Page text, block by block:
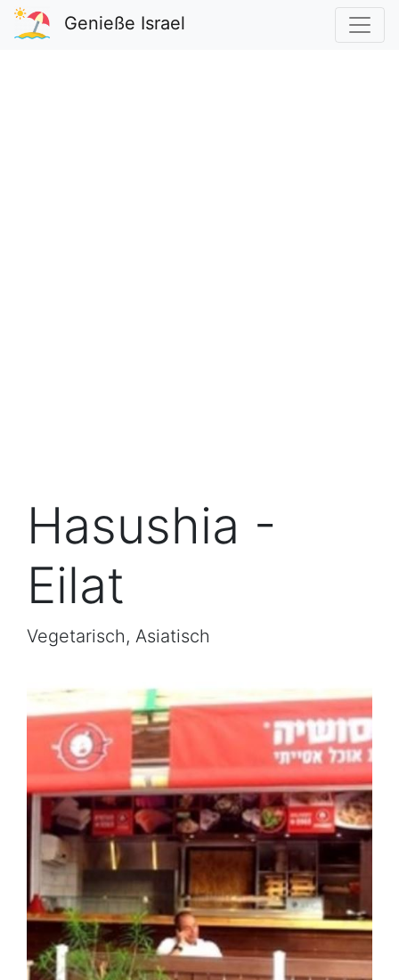
Genieße Israel
Hasushia -
Eilat
Vegetarisch, Asiatisch